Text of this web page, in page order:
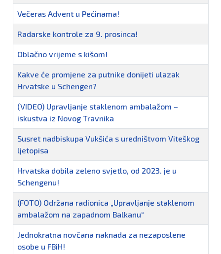
Večeras Advent u Pećinama!
Radarske kontrole za 9. prosinca!
Oblačno vrijeme s kišom!
Kakve će promjene za putnike donijeti ulazak
Hrvatske u Schengen?
(VIDEO) Upravljanje staklenom ambalažom –
iskustva iz Novog Travnika
Susret nadbiskupa Vukšića s uredništvom Viteškog
ljetopisa
Hrvatska dobila zeleno svjetlo, od 2023. je u
Schengenu!
(FOTO) Održana radionica „Upravljanje staklenom
ambalažom na zapadnom Balkanu“
Jednokratna novčana naknada za nezaposlene
osobe u FBiH!